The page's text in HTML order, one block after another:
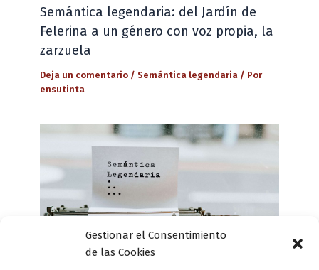
Gestionar el Consentimiento
de las Cookies
Semántica legendaria: del Jardín de
Felerina a un género con voz propia, la
zarzuela
Deja un comentario /Semántica legendaria / Por
ensutinta